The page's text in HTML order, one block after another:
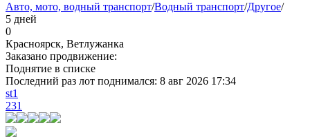
Авто, мото, водный транспорт/Водный транспорт/Другое/
5 дней
0
Красноярск, Ветлужанка
Заказано продвижение:
Поднятие в списке
Последний раз лот поднимался: 8 авг 2026 17:34
st1
231